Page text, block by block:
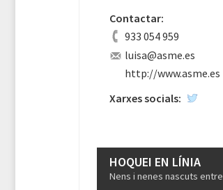
Contactar:
933 054 959
luisa@asme.es
http://www.asme.es
Xarxes socials:
HOQUEI EN LÍNIA
Nens i nenes nascuts entre